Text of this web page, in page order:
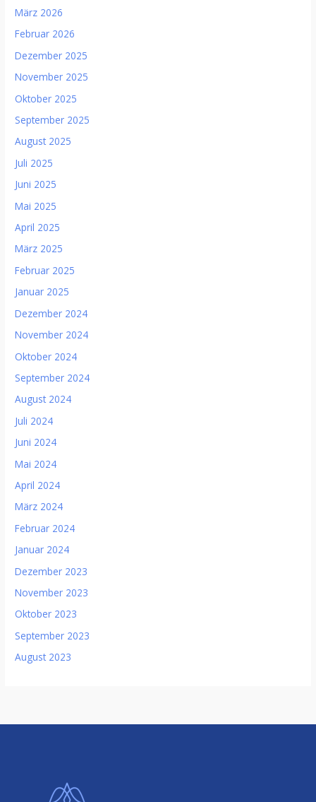
März 2026
Februar 2026
Dezember 2025
November 2025
Oktober 2025
September 2025
August 2025
Juli 2025
Juni 2025
Mai 2025
April 2025
März 2025
Februar 2025
Januar 2025
Dezember 2024
November 2024
Oktober 2024
September 2024
August 2024
Juli 2024
Juni 2024
Mai 2024
April 2024
März 2024
Februar 2024
Januar 2024
Dezember 2023
November 2023
Oktober 2023
September 2023
August 2023